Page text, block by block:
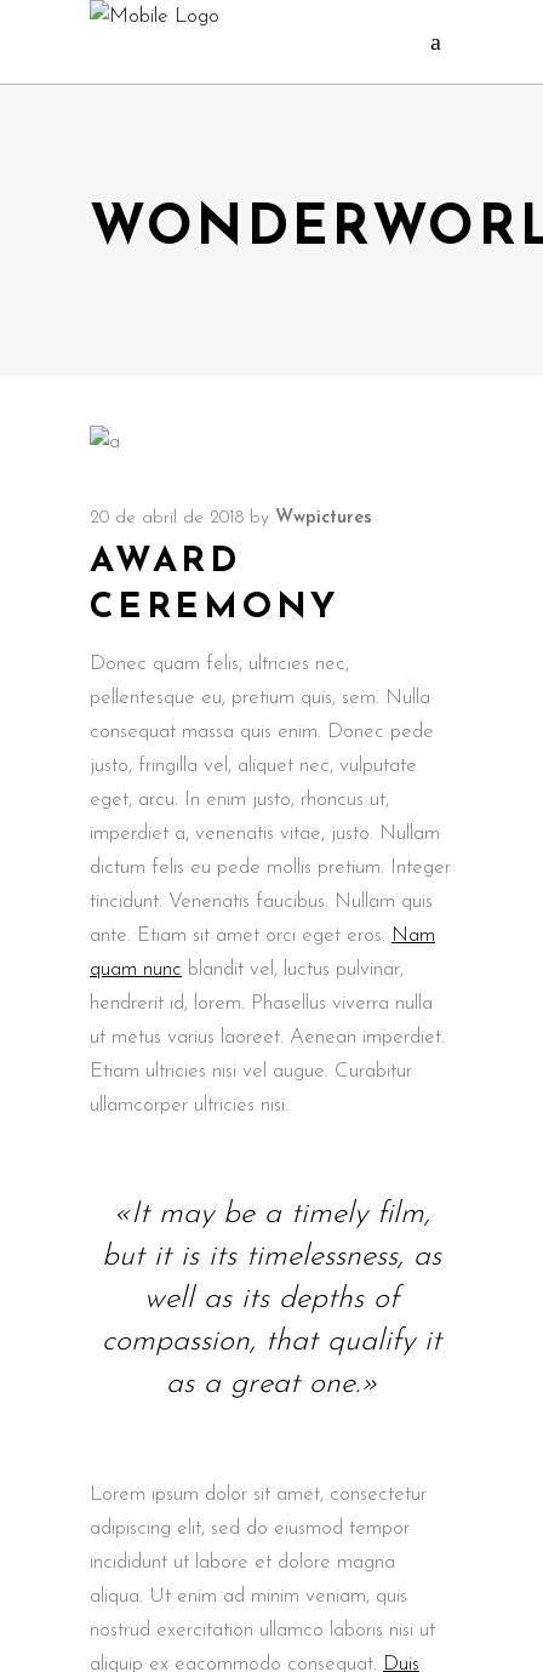
20 de abril de 2018 by Wwpictures
AWARD
CEREMONY
Donec quam felis, ultricies nec,
pellentesque eu, pretium quis, sem. Nulla
consequat massa quis enim. Donec pede
justo, fringilla vel, aliquet nec, vulputate
eget, arcu. In enim justo, rhoncus ut,
imperdiet a, venenatis vitae, justo. Nullam
dictum felis eu pede mollis pretium. Integer
tincidunt. Venenatis faucibus. Nullam quis
ante. Etiam sit amet orci eget eros. Nam
quam nunc blandit vel, luctus pulvinar,
hendrerit id, lorem. Phasellus viverra nulla
ut metus varius laoreet. Aenean imperdiet.
Etiam ultricies nisi vel augue. Curabitur
ullamcorper ultricies nisi.
«It may be a timely film,
but it is its timelessness, as
well as its depths of
compassion, that qualify it
as a great one.»
Lorem ipsum dolor sit amet, consectetur
adipiscing elit, sed do eiusmod tempor
incididunt ut labore et dolore magna
aliqua. Ut enim ad minim veniam, quis
nostrud exercitation ullamco laboris nisi ut
aliquip ex eacommodo consequat. Duis